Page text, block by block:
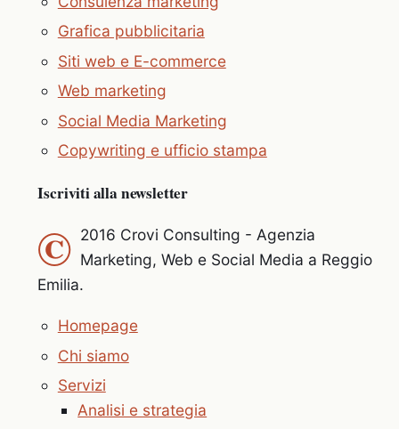
Grafica pubblicitaria
Siti web e E-commerce
Web marketing
Social Media Marketing
Copywriting e ufficio stampa
Iscriviti alla newsletter
© 2016 Crovi Consulting - Agenzia
Marketing, Web e Social Media a Reggio
Emilia.
Homepage
Chi siamo
Servizi
Analisi e strategia